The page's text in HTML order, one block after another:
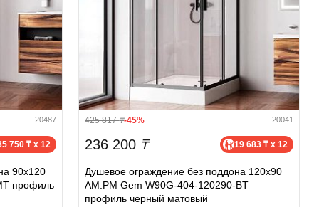
20487
750 ₸ x 12
90х120
профиль
425 817₸-45% 20041
236 200 ₸ 19 683 ₸ x 12
Душевое ограждение без поддона 120х90
AM.PM Gem W90G-404-120290-BT
профиль черный матовый